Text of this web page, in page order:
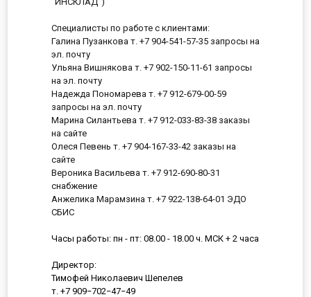
Специалисты по работе с клиентами:
Галина Пузанкова т. +7 904-541-57-35 запросы на
эл. почту
Ульяна Вишнякова т. +7 902-150-11-61 запросы
на эл. почту
Надежда Пономарева т. +7 912-679-00-59
запросы на эл. почту
Марина Силантьева т. +7 912-033-83-38 заказы
на сайте
Олеся Певень т. +7 904-167-33-42 заказы на
сайте
Вероника Васильева т. +7 912-690-80-31
снабжение
Анжелика Марамзина т. +7 922-138-64-01 ЭДО
СБИС
Часы работы: пн - пт: 08.00 - 18.00 ч. МСК + 2 часа
Директор:
Тимофей Николаевич Шепелев
т. +7 909−702−47−49